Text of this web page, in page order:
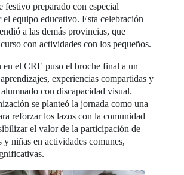
festivo preparado con especial
el equipo educativo. Esta celebración
a las demás provincias, que
con actividades con los pequeños.
en el CRE puso el broche final a un
experiencias compartidas y
con discapacidad visual.
se planteó la jornada como una
reforzar los lazos con la comunidad
el valor de la participación de
y niñas en actividades comunes,